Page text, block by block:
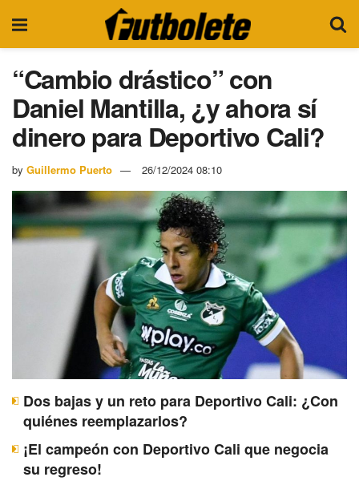
“Cambio drástico” con
Daniel Mantilla, ¿y ahora sí
dinero para Deportivo Cali?
by Guillermo Puerto 26/12/2024 08:10
Dos bajas y un reto para Deportivo Cali: ¿Con
quiénes reemplazarlos?
¡El campeón con Deportivo Cali que negocia
su regreso!